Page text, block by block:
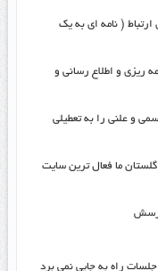
( نامه ای به یک
ریزی و اطلاع رسانی و
و علنی را به تعطیلی
ما فعال ترین سایت
راه به جایی نمی برد